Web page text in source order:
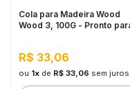
Cola para Madeira Wood
Wood 3, 100G - Pronto
R$ 33,06
ou 1xde R$ 33,06 sem juros